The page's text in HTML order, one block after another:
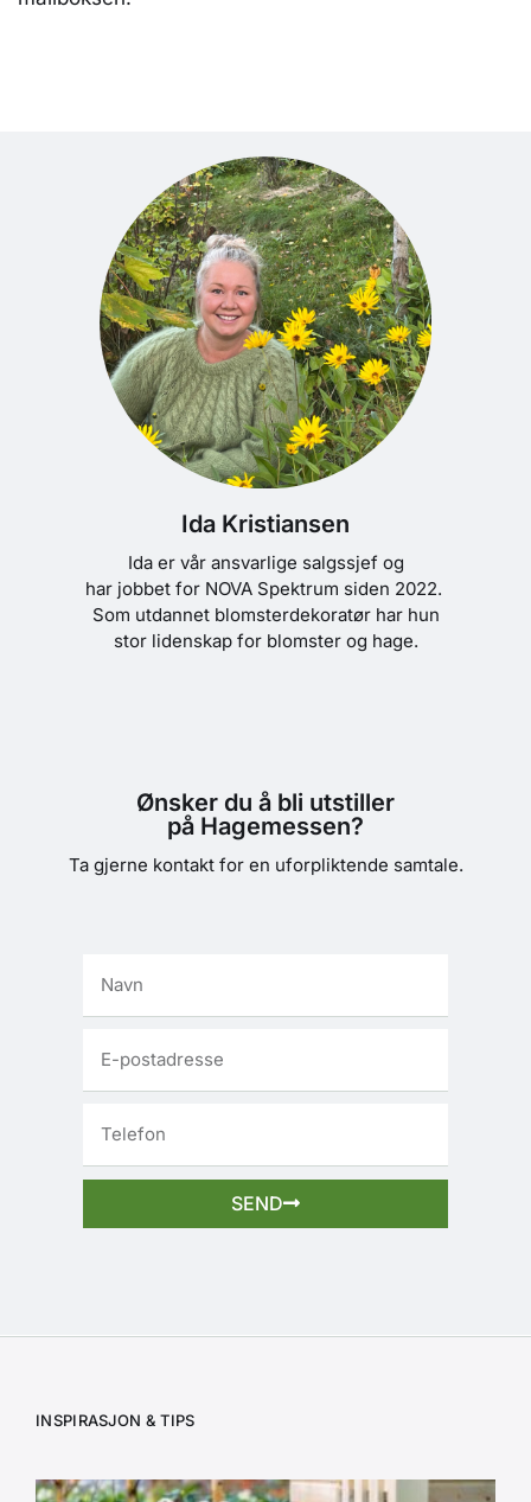
Ida Kristiansen
Ida er vår ansvarlige salgssjef og
har jobbet for NOVA Spektrum siden 2022.
Som utdannet blomsterdekoratør har hun
stor lidenskap for blomster og hage.
Ønsker du å bli utstiller
på Hagemessen?
Ta gjerne kontakt for en uforpliktende samtale.
SEND
INSPIRASJON & TIPS